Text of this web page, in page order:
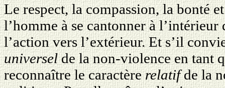
Le respect, la compassion, la bonté
l’homme à se cantonner à
l’action vers l’extérieur. Et s’il
universelde la non-violence en tant
reconnaître le caractèrerelatifde la